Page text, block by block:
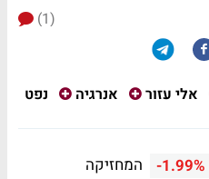
(1)
אלי עזור אנרגיה נפט
-1.99%
המחזיקה